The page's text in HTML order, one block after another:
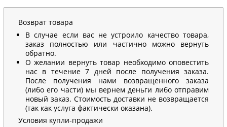
Возврат товара
В случае если вас не устроило качество товара,
заказ полностью или частично можно вернуть
обратно.
О желании вернуть товар необходимо оповестить
нас в течение 7 дней после получения заказа.
После получения нами возвращенного заказа
(либо его части) мы вернем деньги либо отправим
новый заказ. Стоимость доставки не возвращается
(так как услуга фактически оказана).
Условия купли-продажи